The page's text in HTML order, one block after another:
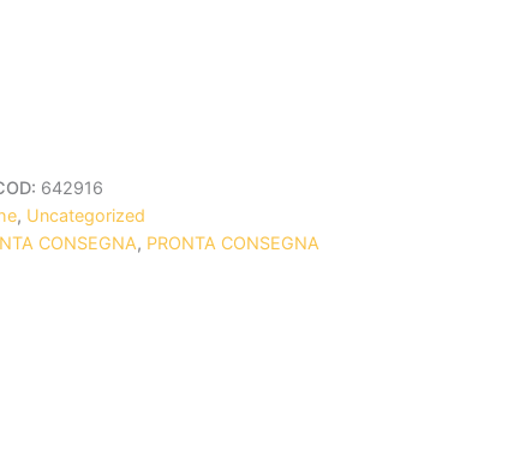
642916
, Uncategorized
CONSEGNA, PRONTA CONSEGNA